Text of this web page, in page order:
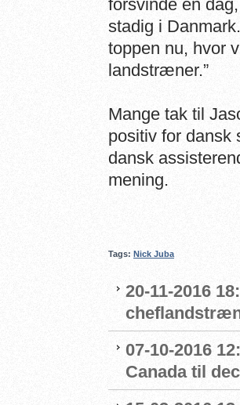
forsvinde en
stadig i
toppen nu, hvor
landstræner.”
Mange tak til
positiv for dansk
dansk
mening.
Tags: Nick Juba
20-11-2016
07-10-2016
Canada til